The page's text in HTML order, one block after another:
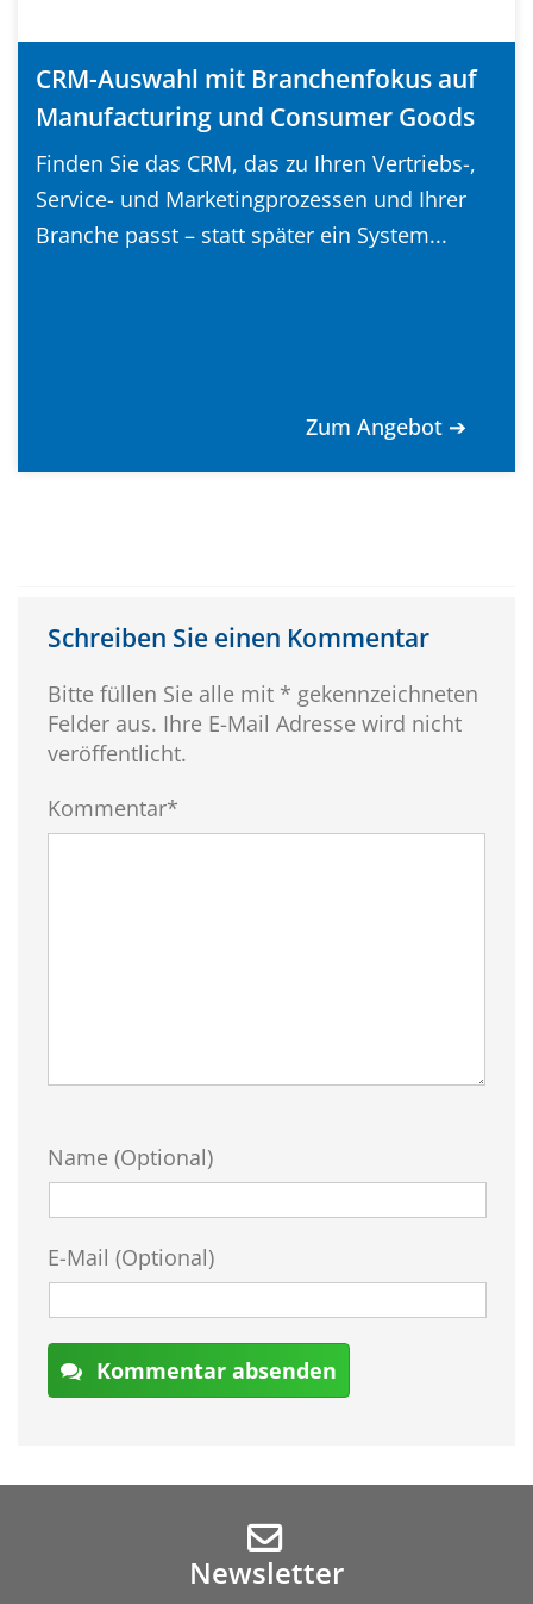
CRM-Auswahl mit Branchenfokus auf
Manufacturing und Consumer Goods
Finden Sie das CRM, das zu Ihren Vertriebs-,
Service- und Marketingprozessen und Ihrer
Branche passt – statt später ein System...
Zum Angebot ➔
Schreiben Sie einen Kommentar
Bitte füllen Sie alle mit * gekennzeichneten
Felder aus. Ihre E-Mail Adresse wird nicht
veröffentlicht.
Kommentar*
Name (Optional)
E-Mail (Optional)
Kommentar absenden
Newsletter